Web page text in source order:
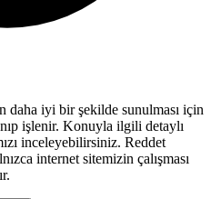
iyi bir şekilde sunulması için
işlenir. Konuyla ilgili detaylı
inceleyebilirsiniz. Reddet
internet sitemizin çalışması